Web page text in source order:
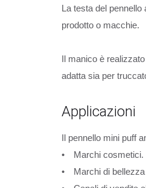
La testa del
prodotto o macchie.
Il manico è
adatta sia per
Applicazioni
Il pennello mini puff
• Marchi cosmetici.
• Marchi di bellezza